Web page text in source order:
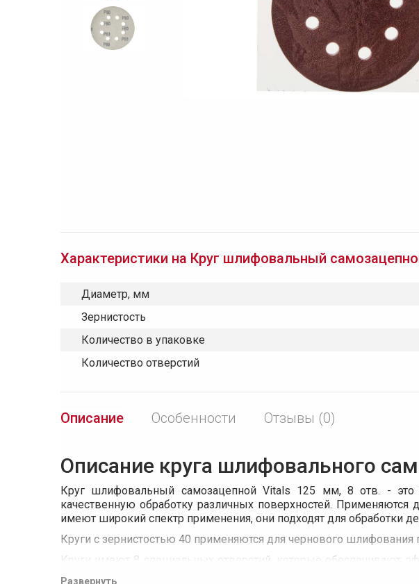
Характеристики на Круг шлифовальный
Диаметр, мм
Зернистость
Количество в упаковке
Количество отверстий
Описание Особенности Отзывы (0)
Описание круга шлифовального
Круг шлифовальный самозацепной Vitals 125 мм, 8 отв. -
качественную обработку различных поверхностей.
имеют широкий спектр применения, они подходят для обработки
Круги с зернистостью 40 применяются для чернового
Круги имеют 8 специальных отверстий, которые обеспечивают
обработки.
Развернуть